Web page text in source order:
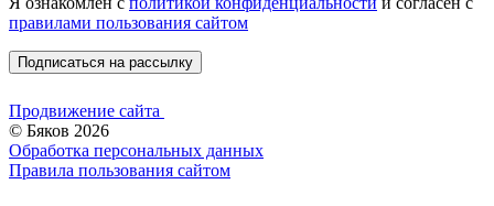
правилами пользования сайтом
Подписаться на рассылку
Продвижение сайта
© Бяков 2026
Обработка персональных данных
Правила пользования сайтом